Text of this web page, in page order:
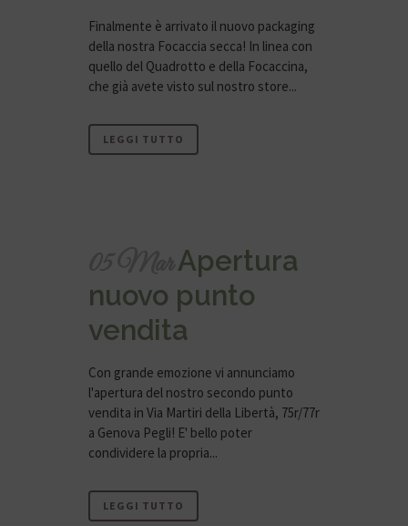
Finalmente è arrivato il nuovo packaging
della nostra Focaccia secca! In linea con
quello del Quadrotto e della Focaccina,
che già avete visto sul nostro store...
LEGGI TUTTO
Apertura
nuovo punto
vendita
Con grande emozione vi annunciamo
l'apertura del nostro secondo punto
vendita in Via Martiri della Libertà, 75r/77r
a Genova Pegli! E' bello poter
condividere la propria...
LEGGI TUTTO